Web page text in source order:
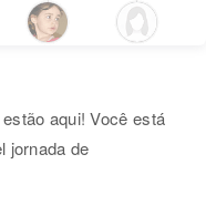
aqui! Você está
jornada de